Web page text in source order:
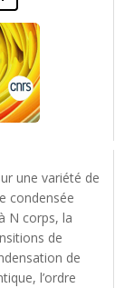
une variété de
condensée
N corps, la
de
de
l’ordre